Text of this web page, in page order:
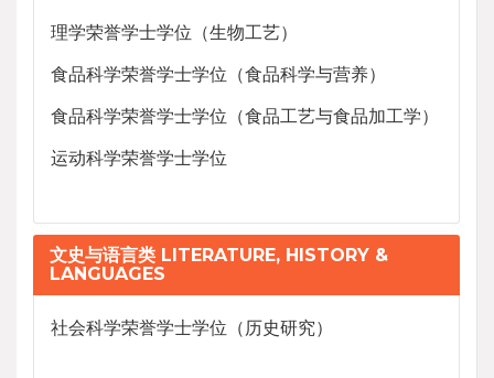
理学荣誉学士学位（生物工艺）
食品科学荣誉学士学位（食品科学与营养）
食品科学荣誉学士学位（食品工艺与食品加工学）
运动科学荣誉学士学位
文史与语言类 LITERATURE, HISTORY &
LANGUAGES
社会科学荣誉学士学位（历史研究）